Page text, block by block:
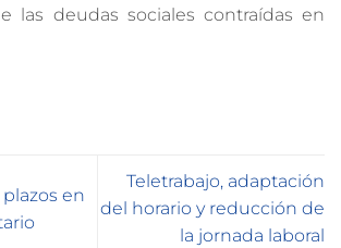
las deudas sociales contraídas en
en
Teletrabajo, adaptación
del horario y reducción de
la jornada laboral